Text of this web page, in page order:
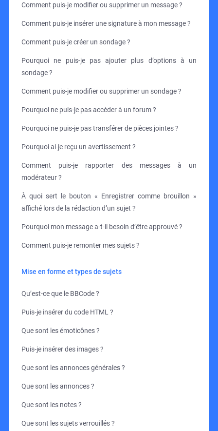
Comment puis-je modifier ou supprimer un message ?
Comment puis-je insérer une signature à mon message ?
Comment puis-je créer un sondage ?
Pourquoi ne puis-je pas ajouter plus d’options à un
sondage ?
Comment puis-je modifier ou supprimer un sondage ?
Pourquoi ne puis-je pas accéder à un forum ?
Pourquoi ne puis-je pas transférer de pièces jointes ?
Pourquoi ai-je reçu un avertissement ?
Comment puis-je rapporter des messages à un
modérateur ?
À quoi sert le bouton « Enregistrer comme brouillon »
affiché lors de la rédaction d’un sujet ?
Pourquoi mon message a-t-il besoin d’être approuvé ?
Comment puis-je remonter mes sujets ?
Mise en forme et types de sujets
Qu’est-ce que le BBCode ?
Puis-je insérer du code HTML ?
Que sont les émoticônes ?
Puis-je insérer des images ?
Que sont les annonces générales ?
Que sont les annonces ?
Que sont les notes ?
Que sont les sujets verrouillés ?